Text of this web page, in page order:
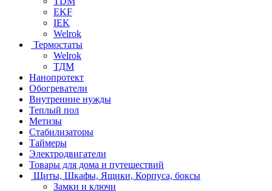
EKF
IEK
Welrok
Термостаты
Welrok
ТДМ
Нанопротект
Обогреватели
Внутренние нужды
Теплый пол
Метизы
Стабилизаторы
Таймеры
Электродвигатели
Товары для дома и путешествий
Щиты, Шкафы, Ящики, Корпуса, боксы
Замки и ключи